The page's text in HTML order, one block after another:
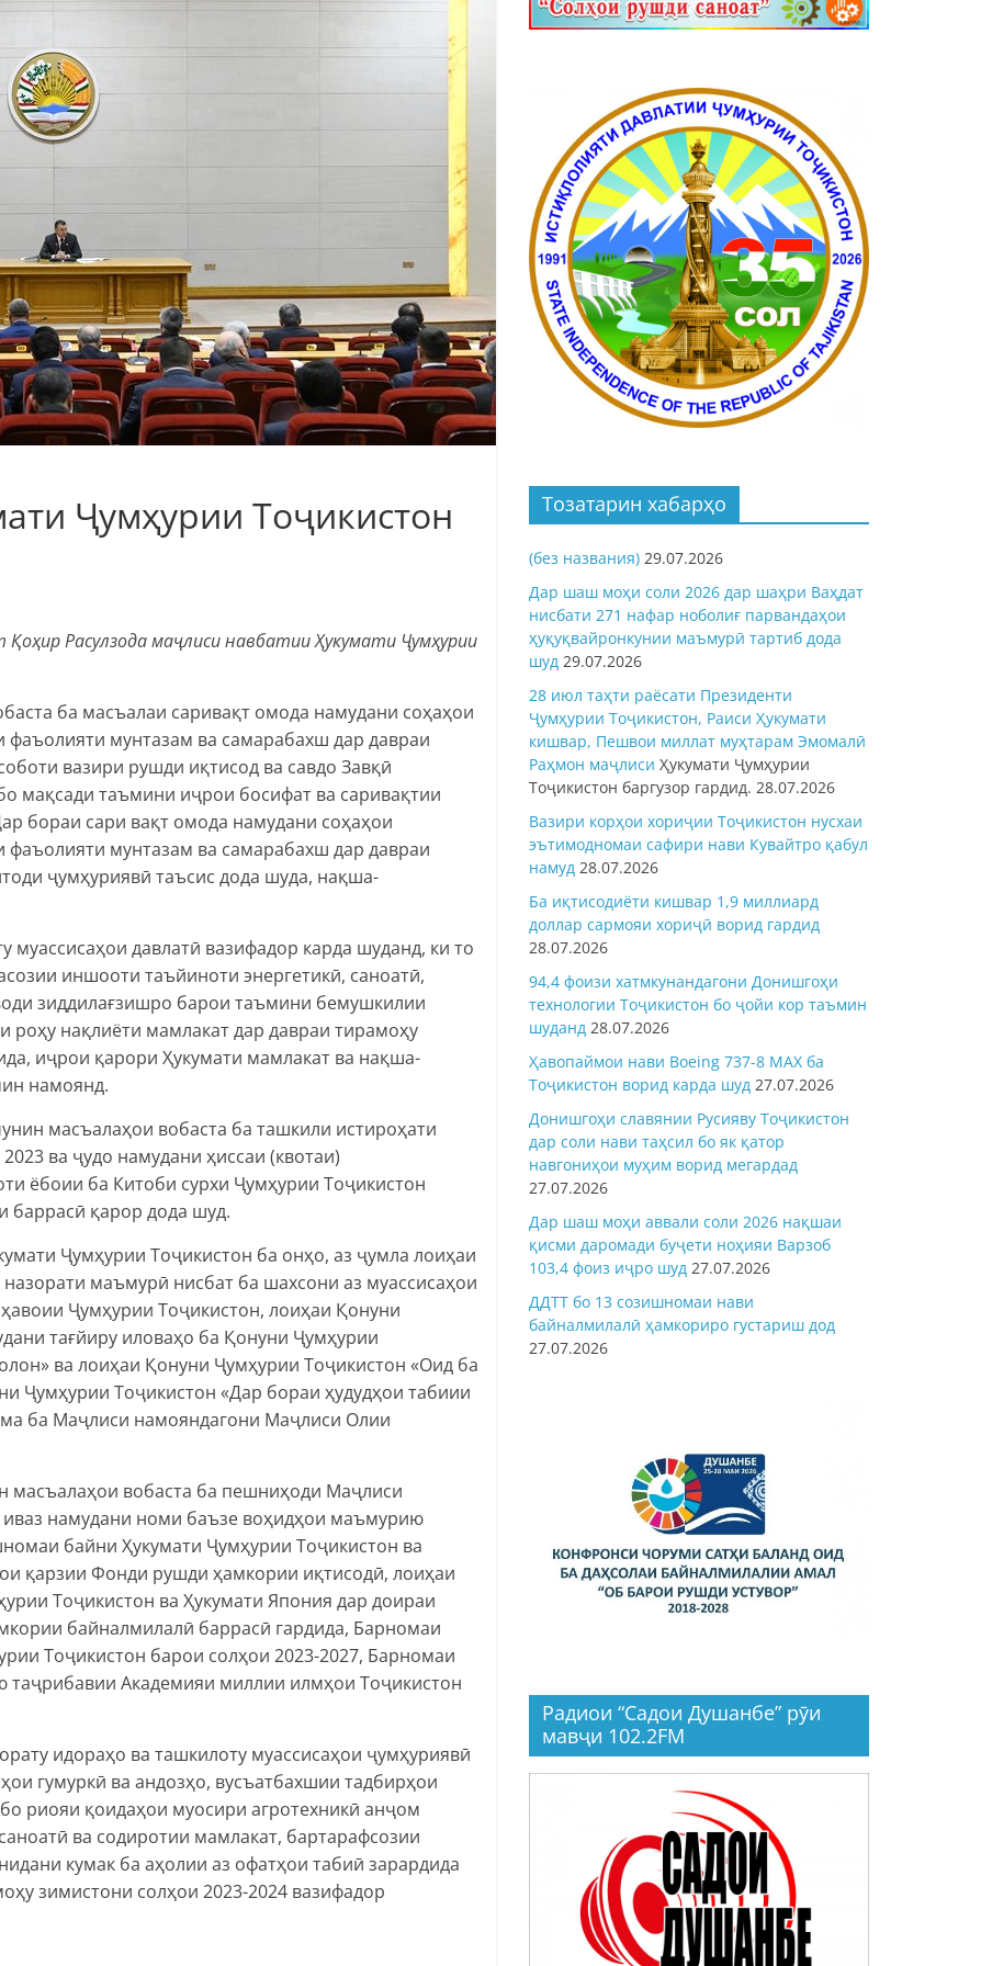
Ҷумҳурии Тоҷикистон
Расулзода маҷлиси навбатии Ҳукумати Ҷумҳурии
ба масъалаи саривақт омода намудани соҳаҳои
мунтазам ва самарабахш дар давраи
вазири рушди иқтисод ва савдо Завқӣ
мақсади таъмини иҷрои босифат ва саривақтии
бораи сари вақт омода намудани соҳаҳои
мунтазам ва самарабахш дар давраи
ҷумҳуриявӣ таъсис дода шуда, нақша-
муассисаҳои давлатӣ вазифадор карда шуданд, ки то
иншооти таъйиноти энергетикӣ, саноатӣ,
зиддилағзишро барои таъмини бемушкилии
роҳу нақлиёти мамлакат дар давраи тирамоҳу
иҷрои қарори Ҳукумати мамлакат ва нақша-
намоянд.
масъалаҳои вобаста ба ташкили истироҳати
ва ҷудо намудани ҳиссаи (квотаи)
ёбоии ба Китоби сурхи Ҷумҳурии Тоҷикистон
баррасӣ қарор дода шуд.
Ҷумҳурии Тоҷикистон ба онҳо, аз ҷумла лоиҳаи
маъмурӣ нисбат ба шахсони аз муассисаҳои
Ҷумҳурии Тоҷикистон, лоиҳаи Қонуни
тағйиру иловаҳо ба Қонуни Ҷумҳурии
ва лоиҳаи Қонуни Ҷумҳурии Тоҷикистон «Оид ба
Ҷумҳурии Тоҷикистон «Дар бораи ҳудудҳои табиии
ба Маҷлиси намояндагони Маҷлиси Олии
масъалаҳои вобаста ба пешниҳоди Маҷлиси
намудани номи баъзе воҳидҳои маъмурию
байни Ҳукумати Ҷумҳурии Тоҷикистон ва
қарзии Фонди рушди ҳамкории иқтисодӣ, лоиҳаи
Тоҷикистон ва Ҳукумати Япония дар доираи
байналмилалӣ баррасӣ гардида, Барномаи
Тоҷикистон барои солҳои 2023-2027, Барномаи
Академияи миллии илмҳои Тоҷикистон
идораҳо ва ташкилоту муассисаҳои ҷумҳуриявӣ
гумуркӣ ва андозҳо, вусъатбахшии тадбирҳои
риояи қоидаҳои муосири агротехникӣ анҷом
ва содиротии мамлакат, бартарафсозии
кумак ба аҳолии аз офатҳои табиӣ зарардида
зимистони солҳои 2023-2024 вазифадор
Тозатарин хабарҳо
(без названия) 29.07.2026
Дар шаш моҳи соли 2026 дар шаҳри Ваҳдат
нисбати 271 нафар ноболиғ парвандаҳои
ҳуқуқвайронкунии маъмурӣ тартиб дода
шуд 29.07.2026
28 июл таҳти раёсати Президенти
Ҷумҳурии Тоҷикистон, Раиси Ҳукумати
кишвар, Пешвои миллат муҳтарам Эмомалӣ
Раҳмон маҷлиси Ҳукумати Ҷумҳурии
Тоҷикистон баргузор гардид. 28.07.2026
Вазири корҳои хориҷии Тоҷикистон нусхаи
эътимодномаи сафири нави Кувайтро қабул
намуд 28.07.2026
Ба иқтисодиёти кишвар 1,9 миллиард
доллар сармояи хориҷӣ ворид гардид
28.07.2026
94,4 фоизи хатмкунандагони Донишгоҳи
технологии Тоҷикистон бо ҷойи кор таъмин
шуданд 28.07.2026
Ҳавопаймои нави Boeing 737-8 MAX ба
Тоҷикистон ворид карда шуд 27.07.2026
Донишгоҳи славянии Русияву Тоҷикистон
дар соли нави таҳсил бо як қатор
навгониҳои муҳим ворид мегардад
27.07.2026
Дар шаш моҳи аввали соли 2026 нақшаи
қисми даромади буҷети ноҳияи Варзоб
103,4 фоиз иҷро шуд 27.07.2026
ДДТТ бо 13 созишномаи нави
байналмилалӣ ҳамкориро густариш дод
27.07.2026
Радиои “Садои Душанбе” рӯи
мавҷи 102.2FM